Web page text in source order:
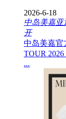
2026-6-18
中岛美嘉亚
开
中岛美嘉
TOUR
...